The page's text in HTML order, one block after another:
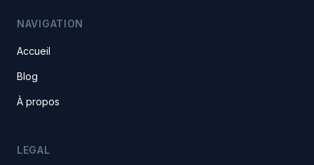
NAVIGATION
Accueil
Blog
À propos
LEGAL